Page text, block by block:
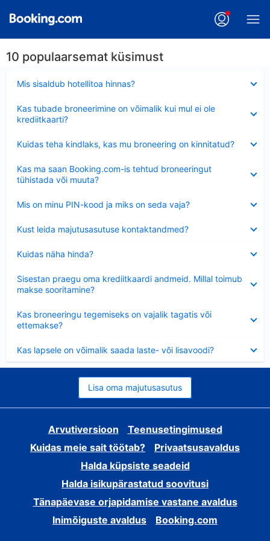
10 populaarsemat küsimust
Mis sisaldub hotellitoa hinnas?
Kas tubade broneerimine on võimalik kui mul ei ole
krediitkaarti?
Kuidas teha kindlaks, kas mu broneering on kinnitatud?
Kas ma saan Booking.com-is tehtud broneeringut
tühistada või muuta?
Mis on minu PIN-kood ja miks on seda vaja?
Kust leida majutusasutuse kontaktandmed?
Kuidas näha hinda?
Sisestan praegu oma krediitkaardi andmeid. Millal toimub
makse sooritamine?
Kas broneeringu tegemiseks on vajalik tagatis või
ettemakse?
Kas lapsele on võimalik saada laste- või lisavoodi?
Lisa oma majutusasutus
Arvutiversioon
Teenusetingimused
Kuidas meie sait töötab?
Privaatsusavaldus
Halda küpsiste seadeid
Halda isikupärastatud soovitusi
Tänapäevase orjapidamise vastane avaldus
Inimõiguste avaldus
Booking.com